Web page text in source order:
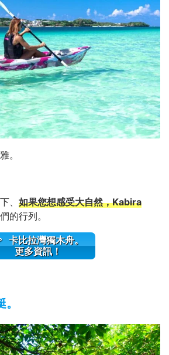
。
、 如果您想感受大自然，Kabira
的行列。
卡比拉灣獨木舟。
更多資訊！